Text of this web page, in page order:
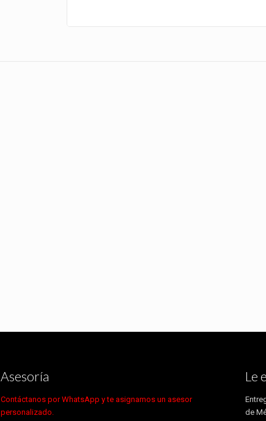
Asesoría
Contáctanos por WhatsApp y te asignamos un asesor
personalizado.
Le
de